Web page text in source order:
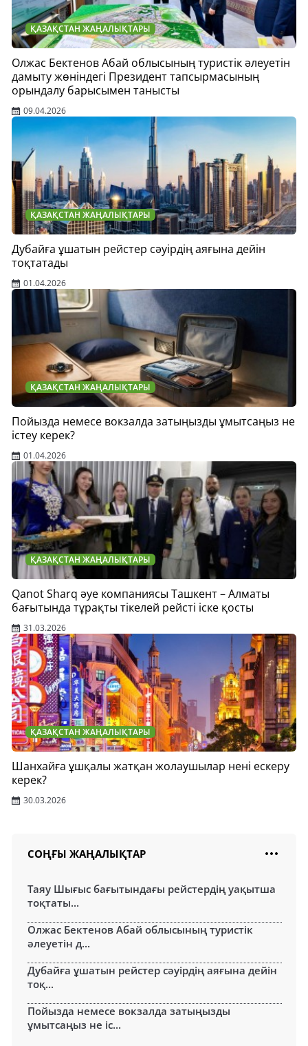
ҚАЗАҚСТАН ЖАҢАЛЫҚТАРЫ
Олжас Бектенов Абай облысының туристік әлеуетін
дамыту жөніндегі Президент тапсырмасының
орындалу барысымен танысты
09.04.2026
ҚАЗАҚСТАН ЖАҢАЛЫҚТАРЫ
Дубайға ұшатын рейстер сәуірдің аяғына дейін
тоқтатады
01.04.2026
ҚАЗАҚСТАН ЖАҢАЛЫҚТАРЫ
Пойызда немесе вокзалда затыңызды ұмытсаңыз не
істеу керек?
01.04.2026
ҚАЗАҚСТАН ЖАҢАЛЫҚТАРЫ
Qanot Sharq әуе компаниясы Ташкент – Алматы
бағытында тұрақты тікелей рейсті іске қосты
31.03.2026
ҚАЗАҚСТАН ЖАҢАЛЫҚТАРЫ
Шанхайға ұшқалы жатқан жолаушылар нені ескеру
керек?
30.03.2026
СОҢҒЫ ЖАҢАЛЫҚТАР
Таяу Шығыс бағытындағы рейстердің уақытша
тоқтаты...
Олжас Бектенов Абай облысының туристік
әлеуетін д...
Дубайға ұшатын рейстер сәуірдің аяғына дейін
тоқ...
Пойызда немесе вокзалда затыңызды
ұмытсаңыз не іс...